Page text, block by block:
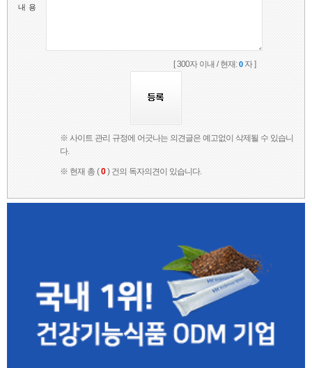
내 용
[ 300자 이내 / 현재:0자 ]
※ 사이트 관리 규정에 어긋나는 의견글은 예고없이 삭제될 수 있습니
다.
※ 현재 총 (0) 건의 독자의견이 있습니다.